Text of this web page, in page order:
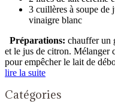
3 cuillères à soupe de
vinaigre blanc
Préparations: chauffer un
et le jus de citron. Mélanger
pour empêcher le lait de
lire la suite
Catégories